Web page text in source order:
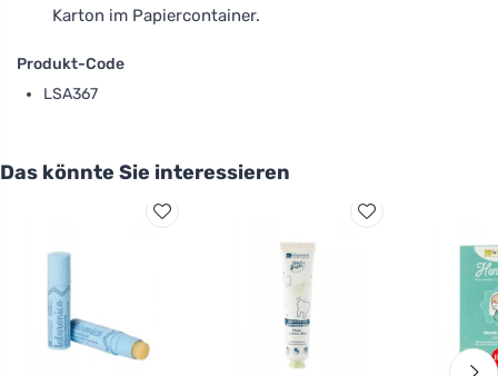
Karton im Papiercontainer.
Produkt-Code
LSA367
Das könnte Sie interessieren